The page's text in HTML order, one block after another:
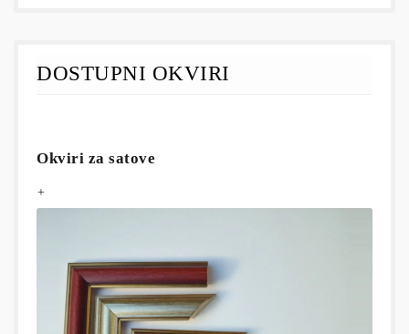
DOSTUPNI OKVIRI
Okviri za satove
+